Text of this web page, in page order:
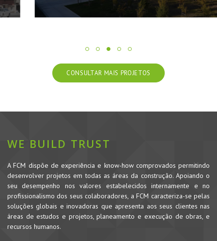
CONSULTAR MAIS PROJETOS
WE BUILD TRUST
A FCM dispõe de experiência e know-how comprovados permitindo
desenvolver projetos em todas as áreas da construção. Apoiando o
seu desempenho nos valores estabelecidos internamente e no
profissionalismo dos seus colaboradores, a FCM caracteriza-se pelas
soluções globais e inovadoras que apresenta aos seus clientes nas
áreas de estudos e projetos, planeamento e execução de obras, e
recursos humanos.